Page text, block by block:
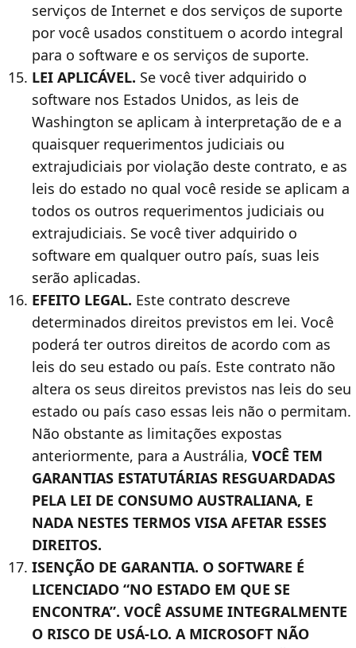
serviços de Internet e dos serviços de suporte
por você usados constituem o acordo integral
para o software e os serviços de suporte.
LEI APLICÁVEL. Se você tiver adquirido o
software nos Estados Unidos, as leis de
Washington se aplicam à interpretação de e a
quaisquer requerimentos judiciais ou
extrajudiciais por violação deste contrato, e as
leis do estado no qual você reside se aplicam a
todos os outros requerimentos judiciais ou
extrajudiciais. Se você tiver adquirido o
software em qualquer outro país, suas leis
serão aplicadas.
EFEITO LEGAL. Este contrato descreve
determinados direitos previstos em lei. Você
poderá ter outros direitos de acordo com as
leis do seu estado ou país. Este contrato não
altera os seus direitos previstos nas leis do seu
estado ou país caso essas leis não o permitam.
Não obstante as limitações expostas
anteriormente, para a Austrália, VOCÊ TEM
GARANTIAS ESTATUTÁRIAS RESGUARDADAS
PELA LEI DE CONSUMO AUSTRALIANA, E
NADA NESTES TERMOS VISA AFETAR ESSES
DIREITOS.
ISENÇÃO DE GARANTIA. O SOFTWARE É
LICENCIADO “NO ESTADO EM QUE SE
ENCONTRA”. VOCÊ ASSUME INTEGRALMENTE
O RISCO DE USÁ-LO. A MICROSOFT NÃO